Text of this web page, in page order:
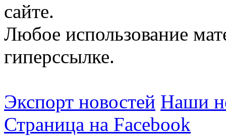
сайте.
Любое использование
гиперссылке.
Экспорт новостей Наши
Страница на Facebook